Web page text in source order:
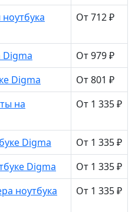
От 712 ₽
Digma
От 979 ₽
Digma
От 801 ₽
на
От 1 335 ₽
Digma
От 1 335 ₽
Digma
От 1 335 ₽
ноутбука
От 1 335 ₽